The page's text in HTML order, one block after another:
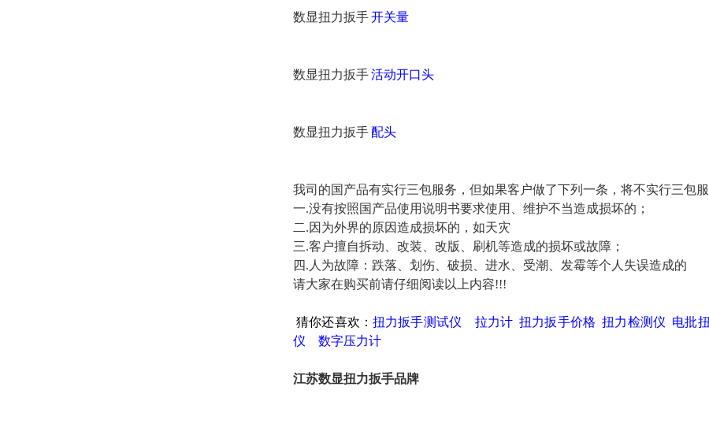
数显扭力扳手开关量
数显扭力扳手活动开口头
数显扭力扳手配头
我司的国产品有实行三包服务，但如果客户做了下列一条，将不实行三包
一.没有按照国产品使用说明书要求使用、维护不当造成损坏的；
二.因为外界的原因造成损坏的，如天灾
三.客户擅自拆动、改装、改版、刷机等造成的损坏或故障；
四.人为故障：跌落、划伤、破损、进水、受潮、发霉等个人失误造成的
请大家在购买前请仔细阅读以上内容!!!
猜你还喜欢： 扭力扳手测试仪 拉力计 扭力扳手价格 扭力检测仪 电批
仪
数字压力计
江苏数显扭力扳手品牌